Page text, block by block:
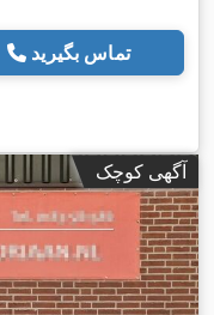
تماس بگیرید
آگهی کوچک